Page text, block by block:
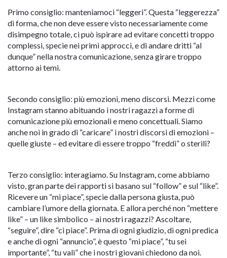
Primo consiglio: manteniamoci “leggeri”. Questa “leggerezza”
di forma, che non deve essere visto necessariamente come
disimpegno totale, ci può ispirare ad evitare concetti troppo
complessi, specie nei primi approcci, e di andare dritti “al
dunque” nella nostra comunicazione, senza girare troppo
attorno ai temi.
Secondo consiglio: più emozioni, meno discorsi. Mezzi come
Instagram stanno abituando i nostri ragazzi a forme di
comunicazione più emozionali e meno concettuali. Siamo
anche noi in grado di “caricare” i nostri discorsi di emozioni –
quelle giuste – ed evitare di essere troppo “freddi” o sterili?
Terzo consiglio: interagiamo. Su Instagram, come abbiamo
visto, gran parte dei rapporti si basano sul “follow” e sul “like”.
Ricevere un “mi piace”, specie dalla persona giusta, può
cambiare l’umore della giornata. E allora perché non “mettere
like” – un like simbolico – ai nostri ragazzi? Ascoltare,
“seguire”, dire “ci piace”. Prima di ogni giudizio, di ogni predica
e anche di ogni “annuncio”, è questo “mi piace”, “tu sei
importante”, “tu vali” che i nostri giovani chiedono da noi.